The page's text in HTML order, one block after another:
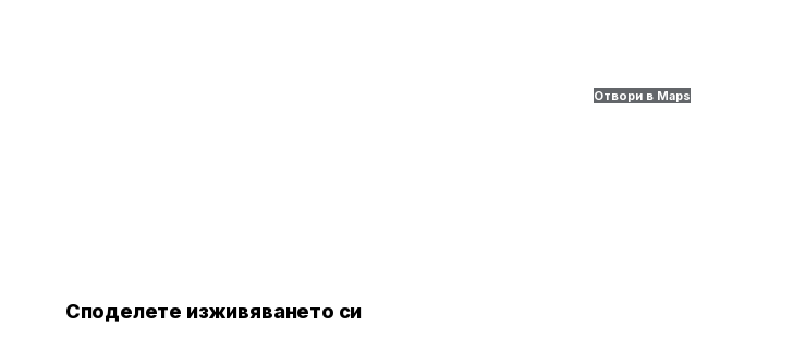
Отвори в Maps
Споделете изживяването си